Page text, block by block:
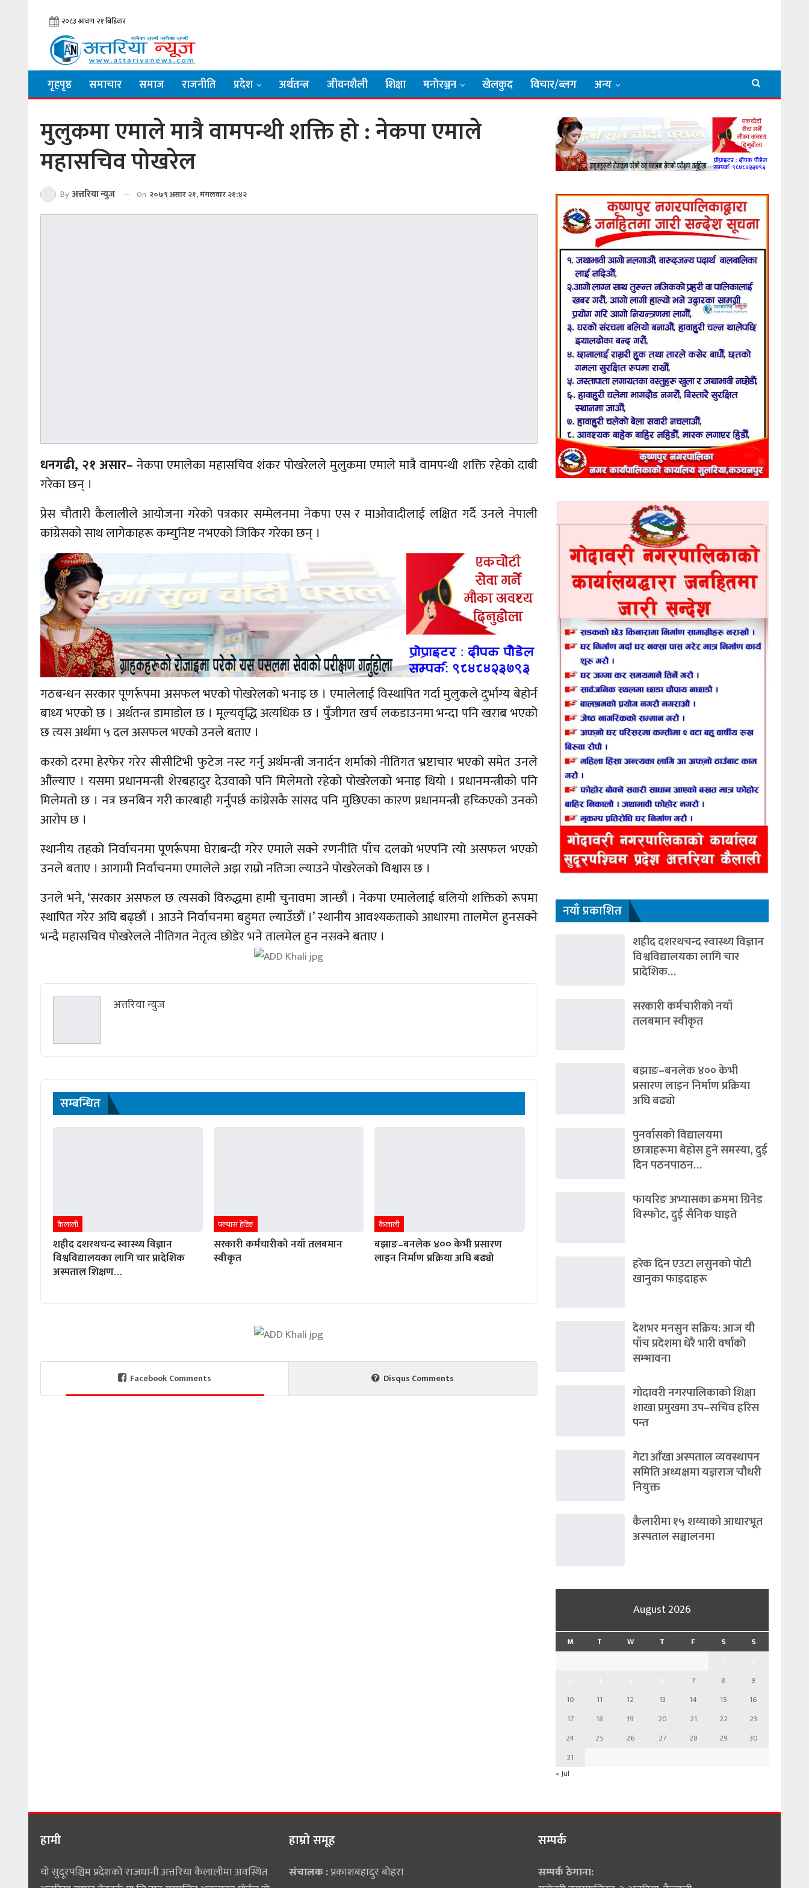
गृहपृष्ठ समाचार समाज राजनीति प्रदेश अर्थतन्त्र जीवनशैली शिक्षा मनाेरञ्जन खेलकुद विचार/ब्लग अन्य
मुलुकमा एमाले मात्रै वामपन्थी शक्ति हो : नेकपा एमाले
महासचिव पोखरेल
By अत्तरिया न्युज On २०७९ असार २१, मंगलवार २१:४२
धनगढी, २१ असार– नेकपा एमालेका महासचिव शंकर पोखरेलले मुलुकमा एमाले मात्रै वामपन्थी शक्ति रहेको दाबी
गरेका छन् ।
प्रेस चौतारी कैलालीले आयोजना गरेको पत्रकार सम्मेलनमा नेकपा एस र माओवादीलाई लक्षित गर्दै उनले नेपाली
कांग्रेसको साथ लागेकाहरू कम्युनिष्ट नभएको जिकिर गरेका छन् ।
गठबन्धन सरकार पूणर्रूपमा असफल भएको पोखरेलको भनाइ छ । एमालेलाई विस्थापित गर्दा मुलुकले दुर्भाग्य बेहोर्न
बाध्य भएको छ । अर्थतन्त्र डामाडोल छ । मूल्यवृद्धि अत्यधिक छ । पुँजीगत खर्च लकडाउनमा भन्दा पनि खराब भएको
छ त्यस अर्थमा ५ दल असफल भएको उनले बताए ।
करको दरमा हेरफेर गरेर सीसीटिभी फुटेज नस्ट गर्नु अर्थमन्त्री जनार्दन शर्माको नीतिगत भ्रष्टाचार भएको समेत उनले
औंल्याए । यसमा प्रधानमन्त्री शेरबहादुर देउवाको पनि मिलेमतो रहेको पोखरेलको भनाइ थियो । प्रधानमन्त्रीको पनि
मिलेमतो छ । नत्र छनबिन गरी कारबाही गर्नुपर्छ कांग्रेसकै सांसद पनि मुछिएका कारण प्रधानमन्त्री हच्किएको उनको
आरोप छ ।
स्थानीय तहको निर्वाचनमा पूणर्रूपमा घेराबन्दी गरेर एमाले सक्ने रणनीति पाँच दलको भएपनि त्यो असफल भएको
उनले बताए । आगामी निर्वाचनमा एमालेले अझ राम्रो नतिजा ल्याउने पोखरेलको विश्वास छ ।
उनले भने, ‘सरकार असफल छ त्यसको विरुद्धमा हामी चुनावमा जान्छौं । नेकपा एमालेलाई बलियो शक्तिको रूपमा
स्थापित गरेर अघि बढ्छौं । आउने निर्वाचनमा बहुमत ल्याउँछौं ।’ स्थानीय आवश्यकताको आधारमा तालमेल हुनसक्ने
भन्दै महासचिव पोखरेलले नीतिगत नेतृत्व छोडेर भने तालमेल हुन नसक्ने बताए ।
अत्तरिया न्युज
सम्बन्धित
कैलाली
शहीद दशरथचन्द स्वास्थ्य विज्ञान
विश्वविद्यालयका लागि चार प्रादेशिक
अस्पताल शिक्षण…
फ्ल्यास हेडिङ
सरकारी कर्मचारीको नयाँ तलबमान
स्वीकृत
कैलाली
बझाङ–बनलेक ४०० केभी प्रसारण
लाइन निर्माण प्रक्रिया अघि बढ्यो
Facebook Comments Disqus Comments
नयाँ प्रकाशित
शहीद दशरथचन्द स्वास्थ्य विज्ञान
विश्वविद्यालयका लागि चार
प्रादेशिक…
सरकारी कर्मचारीको नयाँ
तलबमान स्वीकृत
बझाङ–बनलेक ४०० केभी
प्रसारण लाइन निर्माण प्रक्रिया
अघि बढ्यो
पुनर्वासको विद्यालयमा
छात्राहरूमा बेहोस हुने समस्या, दुई
दिन पठनपाठन…
फायरिङ अभ्यासका क्रममा ग्रिनेड
विस्फोट, दुई सैनिक घाइते
हरेक दिन एउटा लसुनको पोटी
खानुका फाइदाहरू
देशभर मनसुन सक्रिय: आज यी
पाँच प्रदेशमा धेरै भारी वर्षाको
सम्भावना
गोदावरी नगरपालिकाको शिक्षा
शाखा प्रमुखमा उप–सचिव हरिस
पन्त
गेटा आँखा अस्पताल व्यवस्थापन
समिति अध्यक्षमा यज्ञराज चौधरी
नियुक्त
कैलारीमा १५ शय्याको आधारभूत
अस्पताल सञ्चालनमा
August 2026
M T W T F S
S
7 8
9
10
11 12 13 14 15
16
17
18 19 20 21 22
23
24
25 26 27 28 29
30
31
« Jul
हामी
यो सुदूरपश्चिम प्रदेशको राजधानी अत्तरिया कैलालीमा अवस्थित
हाम्राे समूह
संचालक :प्रकाशबहादुर बोहरा
सम्पर्क
सम्पर्क ठेगाना: